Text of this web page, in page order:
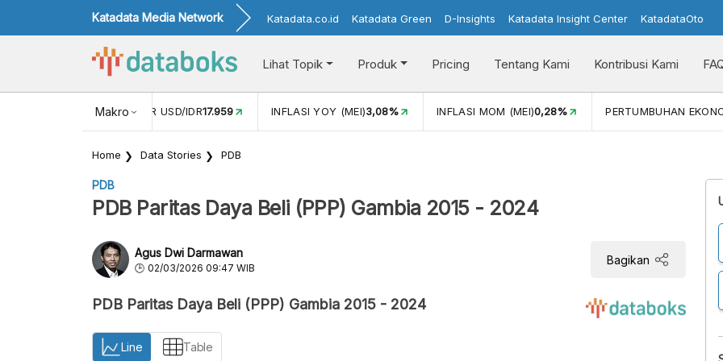
Katadata Media Network Katadata.co.id Katadata Green D-Insights Katadata Insight Center KatadataOto
Lihat Topik Produk Pricing Tentang Kami Kontribusi Kami
Makro
NILAI TUKAR USD/IDR17.959 INFLASI YOY (MEI)3,08% INFLASI MOM (MEI)0,28% PERTUMBUHAN
Home Data Stories PDB
PDB
PDB Paritas Daya Beli (PPP) Gambia 2015 - 2024
Agus Dwi Darmawan
02/03/2026 09:47 WIB
Bagikan
PDB Paritas Daya Beli (PPP) Gambia 2015 - 2024
Line Table